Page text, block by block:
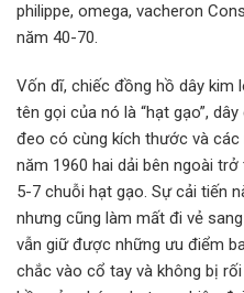
philippe, omega, vacheron
năm 40-70.
Vốn dĩ, chiếc đồng hồ dây kim
tên gọi của nó là “hạt gạo”,
đeo có cùng kích thước và
năm 1960 hai dải bên ngoài
5-7 chuỗi hạt gạo. Sự cải tiến
nhưng cũng làm mất đi vẻ
vẫn giữ được những ưu điểm
chắc vào cổ tay và không bị